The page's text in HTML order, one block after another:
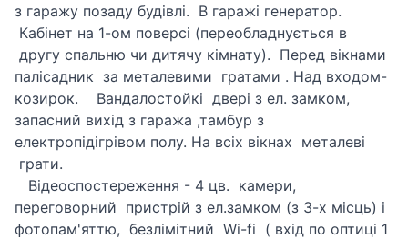
з гаражу позаду будівлі. В гаражі генератор.
Кабінет на 1-ом поверсі (переобладнується в
другу спальню чи дитячу кімнату). Перед вікнами
палісадник за металевими гратами . Над входом-
козирок. Вандалостойкі двері з ел. замком,
запасний вихід з гаража ,тамбур з
електропідігрівом полу. На всіх вікнах металеві
грати.
Відеоспостереження - 4 цв. камери,
переговорний пристрій з ел.замком (з 3-х місць) і
фотопам'яттю, безлімітний Wi-fi ( вхід по оптиці 1